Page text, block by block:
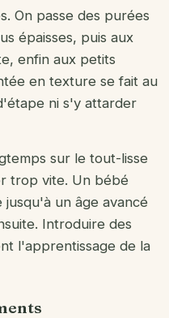
On passe des purées
épaisses, puis aux
enfin aux petits
en texture se fait au
ni s'y attarder
sur le tout-lisse
trop vite. Un bébé
un âge avancé
Introduire des
l'apprentissage de la